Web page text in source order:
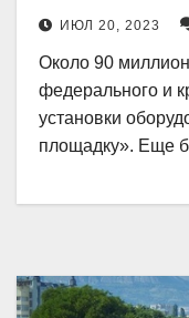
ИЮЛ 20, 2023
Около 90
федерального и
установки
площадку». Еще